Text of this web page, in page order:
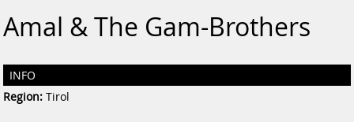
Amal & The Gam-Brothers
INFO
Region: Tirol